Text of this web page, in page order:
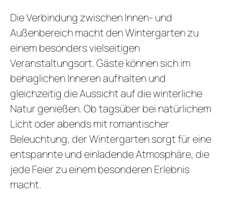
Die Verbindung zwischen Innen- und
Außenbereich macht den Wintergarten zu
einem besonders vielseitigen
Veranstaltungsort. Gäste können sich im
behaglichen Inneren aufhalten und
gleichzeitig die Aussicht auf die winterliche
Natur genießen. Ob tagsüber bei natürlichem
Licht oder abends mit romantischer
Beleuchtung, der Wintergarten sorgt für eine
entspannte und einladende Atmosphäre, die
jede Feier zu einem besonderen Erlebnis
macht.